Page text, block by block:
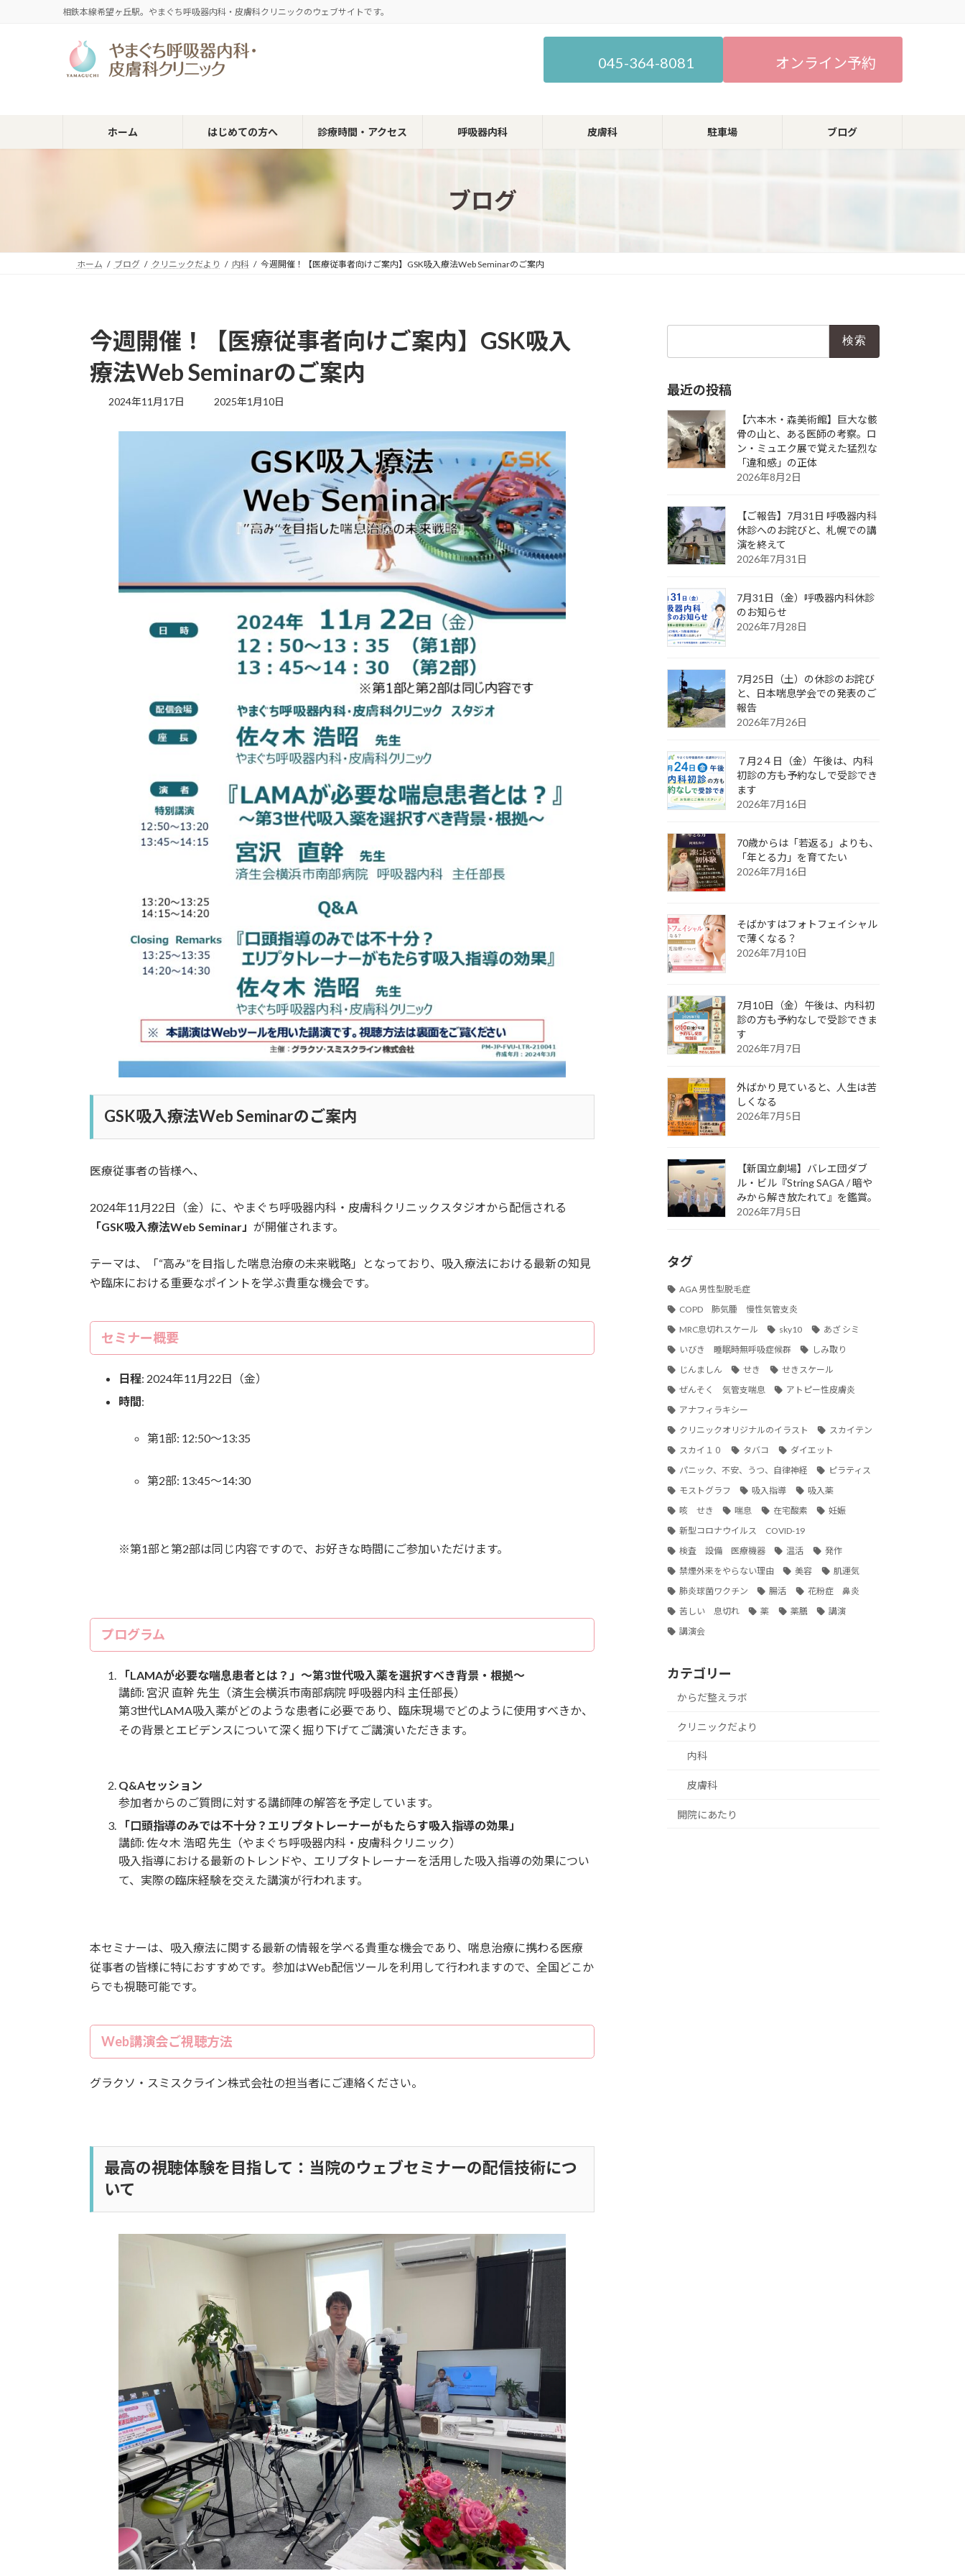
ッ
移
相鉄本線希望ヶ丘駅。やまぐち呼吸器内科・皮膚科クリニックのウェブサイトです。
045-364-8081 オンライン予約
ホーム はじめての方へ 診療時間・アクセス 呼吸器内科 皮膚科 駐車場 ブログ
ブログ
ホーム ブログ クリニックだより 内科 今週開催！【医療従事者向けご案内】GSK吸入療法Web Seminarのご案内
今週開催！【医療従事者向けご案内】GSK吸入
療法Web Seminarのご案内
2024年11月17日
最
更
2025年1月10日
GSK吸入療法Web Seminarのご案内
医療従事者の皆様へ、
2024年11月22日（金）に、やまぐち呼吸器内科・皮膚科クリニックスタジオから配信される
「GSK吸入療法Web Seminar」が開催されます。
テーマは、「“高み”を目指した喘息治療の未来戦略」となっており、吸入療法における最新の知見
や臨床における重要なポイントを学ぶ貴重な機会です。
セミナー概要
日程: 2024年11月22日（金）
時間:
第1部: 12:50～13:35
第2部: 13:45～14:30
※第1部と第2部は同じ内容ですので、お好きな時間にご参加いただけます。
プログラム
「LAMAが必要な喘息患者とは？」〜第3世代吸入薬を選択すべき背景・根拠〜
講師: 宮沢 直幹 先生（済生会横浜市南部病院 呼吸器内科 主任部長）
第3世代LAMA吸入薬がどのような患者に必要であり、臨床現場でどのように使用すべきか、
その背景とエビデンスについて深く掘り下げてご講演いただきます。
Q&Aセッション
参加者からのご質問に対する講師陣の解答を予定しています。
「口頭指導のみでは不十分？エリプタトレーナーがもたらす吸入指導の効果」
講師: 佐々木 浩昭 先生（やまぐち呼吸器内科・皮膚科クリニック）
吸入指導における最新のトレンドや、エリプタトレーナーを活用した吸入指導の効果につい
て、実際の臨床経験を交えた講演が行われます。
本セミナーは、吸入療法に関する最新の情報を学べる貴重な機会であり、喘息治療に携わる医療
従事者の皆様に特におすすめです。参加はWeb配信ツールを利用して行われますので、全国どこか
らでも視聴可能です。
Web講演会ご視聴方法
グラクソ・スミスクライン株式会社の担当者にご連絡ください。
最高の視聴体験を目指して：当院のウェブセミナーの配信技術につ
いて
最近の投稿
【六本木・森美術館】巨大な骸
骨の山と、ある医師の考察。ロ
ン・ミュエク展で覚えた猛烈な
「違和感」の正体
2026年8月2日
【ご報告】7月31日 呼吸器内科
休診へのお詫びと、札幌での講
演を終えて
2026年7月31日
7月31日（金）呼吸器内科休診
のお知らせ
2026年7月28日
7月25日（土）の休診のお詫び
と、日本喘息学会での発表のご
報告
2026年7月26日
７月2４日（金）午後は、内科
初診の方も予約なしで受診でき
ます
2026年7月16日
70歳からは「若返る」よりも、
「年とる力」を育てたい
2026年7月16日
そばかすはフォトフェイシャル
で薄くなる？
2026年7月10日
7月10日（金）午後は、内科初
診の方も予約なしで受診できま
す
2026年7月7日
外ばかり見ていると、人生は苦
しくなる
2026年7月5日
【新国立劇場】バレエ団ダブ
ル・ビル『String SAGA / 暗や
みから解き放たれて』を鑑賞。
2026年7月5日
タグ
AGA 男性型脱毛症
COPD 肺気腫 慢性気管支炎
MRC息切れスケール
sky10
あざ シミ
いびき 睡眠時無呼吸症候群
しみ取り
じんましん
せき
せきスケール
ぜんそく 気管支喘息
アトピー性皮膚炎
アナフィラキシー
クリニックオリジナルのイラスト
スカイテン
スカイ１０
タバコ
ダイエット
パニック、不安、うつ、自律神経
ピラティス
モストグラフ
吸入指導
吸入薬
咳 せき
喘息 在宅酸素
妊娠
新型コロナウイルス COVID-19
検査 設備 医療機器
温活
発作
禁煙外来をやらない理由
美容
肌運気
肺炎球菌ワクチン
腸活
花粉症 鼻炎
苦しい 息切れ
薬 薬膳
講演
講演会
カテゴリー
からだ整えラボ
クリニックだより
内科
皮膚科
開院にあたり